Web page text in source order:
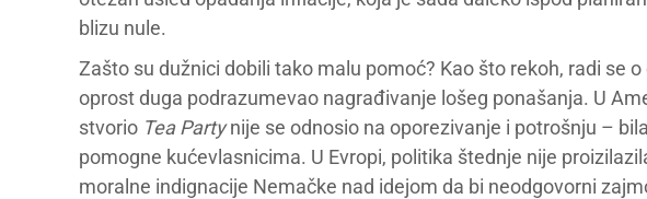
blizu nule.
Zašto su dužnici dobili tako malu pomoć? Kao što rekoh, radi se
oprost duga podrazumevao nagrađivanje lošeg ponašanja. U
stvorio Tea Partynije se odnosio na oporezivanje i potrošnju –
pomogne kućevlasnicima. U Evropi, politika štednje nije
moralne indignacije Nemačke nad idejom da bi neodgovorni